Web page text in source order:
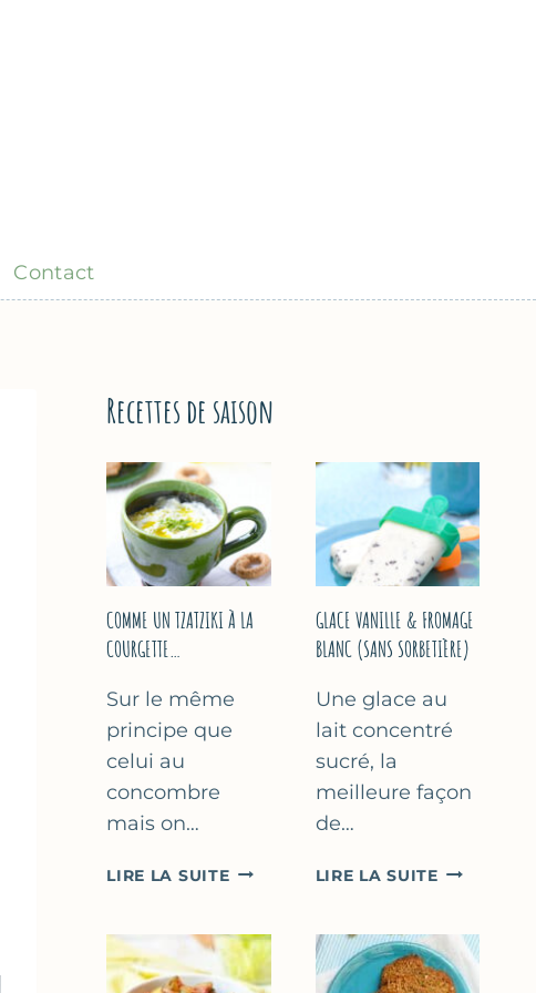
Contact
Recettes de saison
COMME UN TZATZIKI À LA
COURGETTE…
Sur le même
principe que
celui au
concombre
mais on…
LIRE LA SUITECOMME
À
LA
GLACE VANILLE & FROMAGE
BLANC (SANS SORBETIÈRE)
Une glace au
lait concentré
sucré, la
meilleure façon
de…
LIRE LA SUITEGLACE
FROMAGE
BLANC